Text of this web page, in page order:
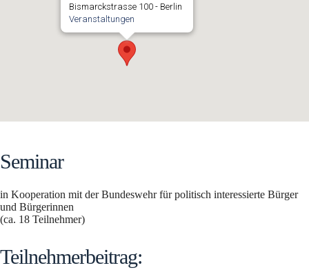
Bismarckstrasse 100 - Berlin
Veranstaltungen
Seminar
in Kooperation mit der Bundeswehr für politisch interessierte Bürger
und Bürgerinnen
(ca. 18 Teilnehmer)
Teilnehmerbeitrag: